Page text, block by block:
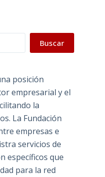
Buscar
posición
empresarial y el
la
La Fundación
empresas e
servicios de
específicos que
para la red